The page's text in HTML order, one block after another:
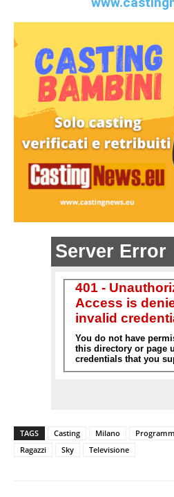
TAGS Casting Milano
Ragazzi
Sky Televisione